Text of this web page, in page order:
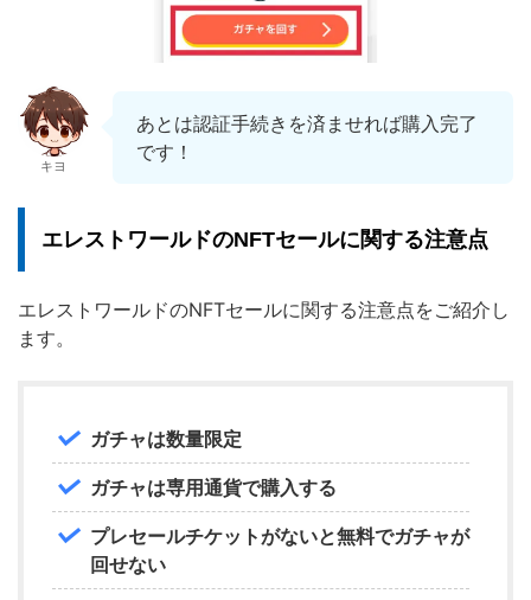
キヨ
あとは認証手続きを済ませれば購入完了
です！
エレストワールドのNFTセールに関する注意点
エレストワールドのNFTセールに関する注意点をご紹介し
ます。
ガチャは数量限定
ガチャは専用通貨で購入する
プレセールチケットがないと無料でガチャが
回せない